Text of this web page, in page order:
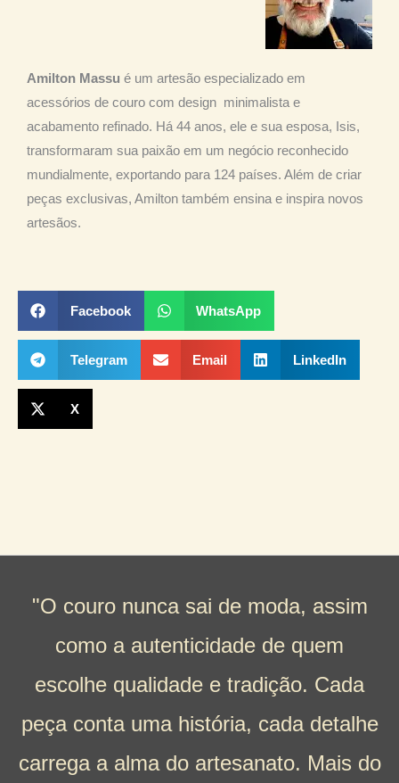
Amilton Massu é um artesão especializado em
acessórios de couro com design minimalista e
acabamento refinado. Há 44 anos, ele e sua esposa, Isis,
transformaram sua paixão em um negócio reconhecido
mundialmente, exportando para 124 países. Além de criar
peças exclusivas, Amilton também ensina e inspira novos
artesãos.
Facebook WhatsApp
Telegram Email LinkedIn
X
"O couro nunca sai de moda, assim
como a autenticidade de quem
escolhe qualidade e tradição. Cada
peça conta uma história, cada detalhe
carrega a alma do artesanato. Mais do